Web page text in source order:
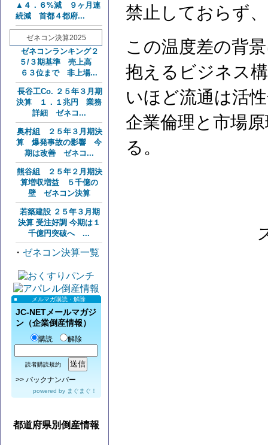
▲４．６%減 ９ヶ月連
続減 首都４都府...
ゼネコン決算2025
ゼネコンランキング２
５/３期基準 売上高
６３位まで 非上場...
長谷工Co. ２５年３月期
決算 １．１兆円 業務
詳細 ゼネコ...
奥村組 ２５年３月期決
算 爆発事故の影響 今
期は改善 ゼネコ...
熊谷組 ２５年２月期決
算増収増益 ５千億の
壁 ゼネコン決算
若築建設 ２５年３月期
決算 受注好調 今期は１
千億円突破へ ...
・ ゼネコン決算一覧
メルマガ購読・解除
JC-NETメールマガジ
ン（企業倒産情報）
購読 解除
読者購読規約
>> バックナンバー
powered by まぐまぐ！
都道府県別倒産情報
禁止しておらず
この温度差の背
抱えるビジネス
いほど流通は活
企業倫理と市場
る。